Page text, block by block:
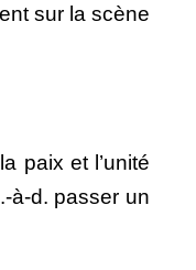
sur la scène
paix et l’unité
à-d. passer un